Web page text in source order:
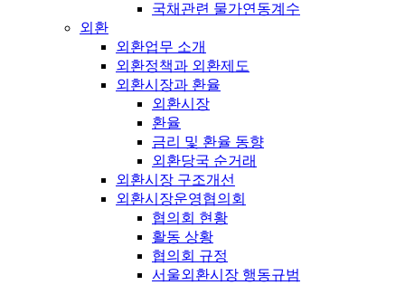
국채관련 물가연동계수
외환
외환업무 소개
외환정책과 외환제도
외환시장과 환율
외환시장
환율
금리 및 환율 동향
외환당국 순거래
외환시장 구조개선
외환시장운영협의회
협의회 현황
활동 상황
협의회 규정
서울외환시장 행동규범